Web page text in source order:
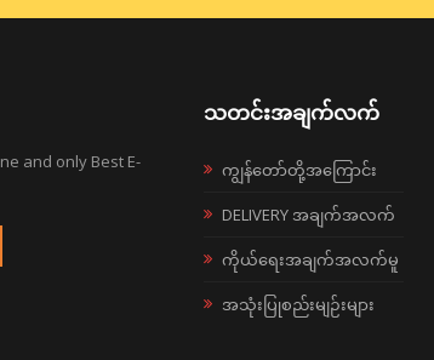
and only Best E-
သတင်းအချက်လက်
ကျွန်တော်တို့အကြောင်း
DELIVERY အချက်အလက်
ကိုယ်ရေးအချက်အလက်မူ
အသုံးပြုစည်းမျဉ်းများ